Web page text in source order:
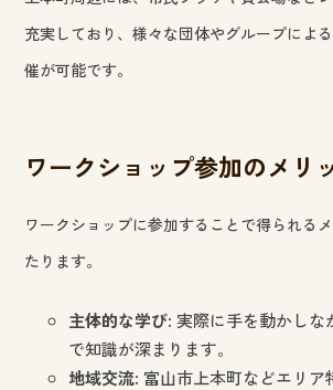
充実しており、様々な団体やグループによ
催が可能です。
ワークショップ参加のメリ
ワークショップに参加することで得られる
たります。
主体的な学び: 実際に手を動かしな
で知識が深まります。
地域交流: 富山市上本町などエリア